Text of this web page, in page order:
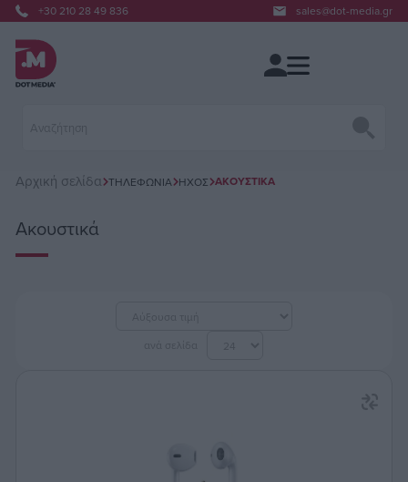
+30 210 28 49 836 sales@dot-media.gr
Αρχική σελίδα ΤΗΛΕΦΩΝΊΑ ΉΧΟΣ ΑΚΟΥΣΤΙΚΆ
Ακουστικά